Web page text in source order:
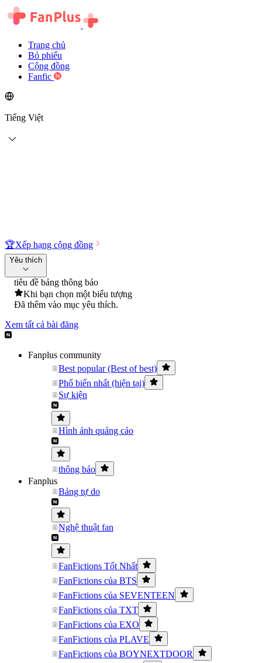
Trang chủ
Bỏ phiếu
Cộng đồng
Fanfic
Tiếng Việt
🏆Xếp hạng cộng đồng
Yêu thích
tiêu đề bảng thông báo
Khi bạn chọn một biểu tượng
Đã thêm vào mục yêu thích.
Xem tất cả bài đăng
Fanplus community
Best popular (Best of best)
Phổ biến nhất (hiện tại)
Sự kiện
Hình ảnh quảng cáo
thông báo
Fanplus
Bảng tự do
Nghệ thuật fan
FanFictions Tốt Nhất
FanFictions của BTS
FanFictions của SEVENTEEN
FanFictions của TXT
FanFictions của EXO
FanFictions của PLAVE
FanFictions của BOYNEXTDOOR